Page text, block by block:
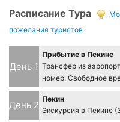
Расписание Тура
пожелания туристов
День 1
Прибытие в Пекине
Трансфер из
номер. Свободное
День 2
Пекин
Экскурсия в Пекине